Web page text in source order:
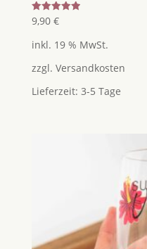
Bewertet
mit
von 5
9,90 €
inkl. 19 % MwSt.
zzgl. Versandkosten
Lieferzeit: 3-5 Tage